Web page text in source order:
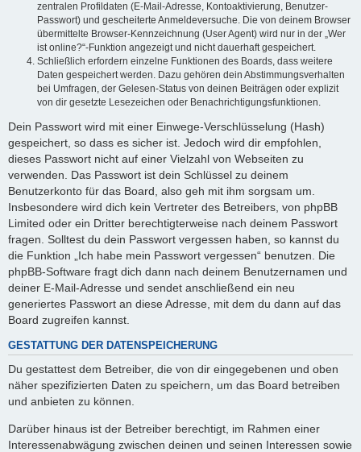
zentralen Profildaten (E-Mail-Adresse, Kontoaktivierung, Benutzer-
Passwort) und gescheiterte Anmeldeversuche. Die von deinem Browser
übermittelte Browser-Kennzeichnung (User Agent) wird nur in der „Wer
ist online?“-Funktion angezeigt und nicht dauerhaft gespeichert.
Schließlich erfordern einzelne Funktionen des Boards, dass weitere
Daten gespeichert werden. Dazu gehören dein Abstimmungsverhalten
bei Umfragen, der Gelesen-Status von deinen Beiträgen oder explizit
von dir gesetzte Lesezeichen oder Benachrichtigungsfunktionen.
Dein Passwort wird mit einer Einwege-Verschlüsselung (Hash)
gespeichert, so dass es sicher ist. Jedoch wird dir empfohlen,
dieses Passwort nicht auf einer Vielzahl von Webseiten zu
verwenden. Das Passwort ist dein Schlüssel zu deinem
Benutzerkonto für das Board, also geh mit ihm sorgsam um.
Insbesondere wird dich kein Vertreter des Betreibers, von phpBB
Limited oder ein Dritter berechtigterweise nach deinem Passwort
fragen. Solltest du dein Passwort vergessen haben, so kannst du
die Funktion „Ich habe mein Passwort vergessen“ benutzen. Die
phpBB-Software fragt dich dann nach deinem Benutzernamen und
deiner E-Mail-Adresse und sendet anschließend ein neu
generiertes Passwort an diese Adresse, mit dem du dann auf das
Board zugreifen kannst.
GESTATTUNG DER DATENSPEICHERUNG
Du gestattest dem Betreiber, die von dir eingegebenen und oben
näher spezifizierten Daten zu speichern, um das Board betreiben
und anbieten zu können.
Darüber hinaus ist der Betreiber berechtigt, im Rahmen einer
Interessenabwägung zwischen deinen und seinen Interessen sowie